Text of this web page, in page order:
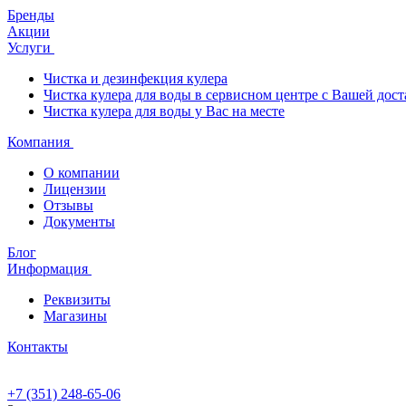
Бренды
Акции
Услуги
Чистка и дезинфекция кулера
Чистка кулера для воды в сервисном центре с Вашей
Чистка кулера для воды у Вас на месте
Компания
О компании
Лицензии
Отзывы
Документы
Блог
Информация
Реквизиты
Магазины
Контакты
+7 (351) 248-65-06